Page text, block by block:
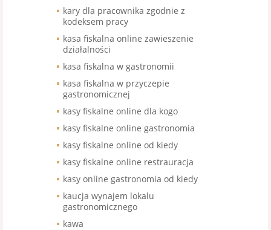
kary dla pracownika zgodnie z
kodeksem pracy
kasa fiskalna online zawieszenie
działalności
kasa fiskalna w gastronomii
kasa fiskalna w przyczepie
gastronomicznej
kasy fiskalne online dla kogo
kasy fiskalne online gastronomia
kasy fiskalne online od kiedy
kasy fiskalne online restrauracja
kasy online gastronomia od kiedy
kaucja wynajem lokalu
gastronomicznego
kawa